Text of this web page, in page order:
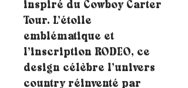
inspiré du Cowboy Carter
Tour. L’étoile
emblématique et
l’inscription RODEO, ce
design célèbre l’univers
country réinventé par